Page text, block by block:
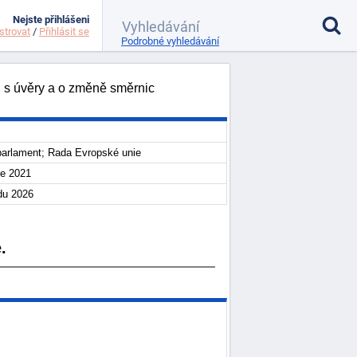
úvěry a o změně směrnic
Rada Evropské unie
2021
2026
Nejste přihlášeni
/ Přihlásit se
Podrobné vyhledávání